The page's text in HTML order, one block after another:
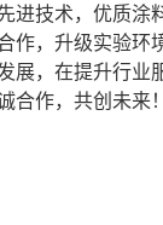
进技术，优质涂
作，升级实验环
展，在提升行业
合作，共创未来！